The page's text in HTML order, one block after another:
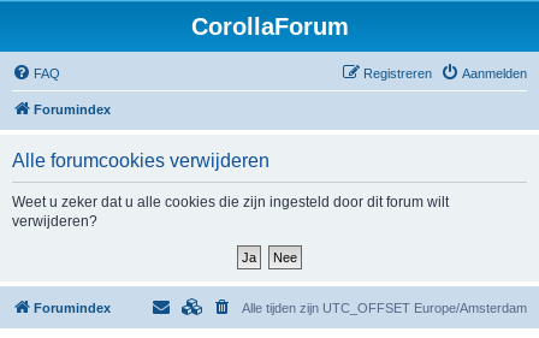
CorollaForum
FAQ Aanmelden
Registreren
Forumindex
Alle forumcookies verwijderen
Weet u zeker dat u alle cookies die zijn ingesteld door dit forum wilt
verwijderen?
Forumindex Alle tijden zijn UTC_OFFSET Europe/Amsterdam